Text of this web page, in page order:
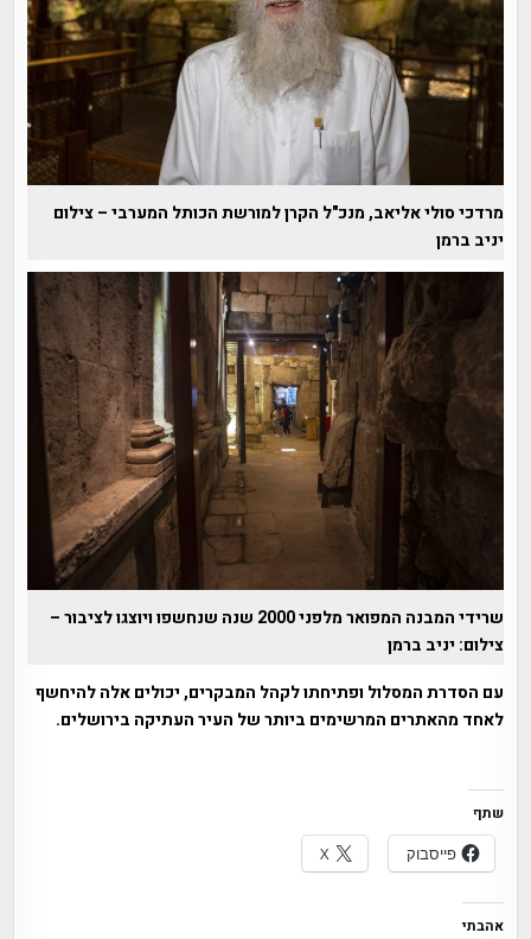
מרדכי סולי אליאב, מנכ"ל הקרן למורשת הכותל המערבי – צילום
יניב ברמן
שרידי המבנה המפואר מלפני 2000 שנה שנחשפו ויוצגו לציבור –
צילום: יניב ברמן
עם הסדרת המסלול ופתיחתו לקהל המבקרים, יכולים אלה להיחשף
לאחד מהאתרים המרשימים ביותר של העיר העתיקה בירושלים.
שתף
פייסבוק
X
אהבתי